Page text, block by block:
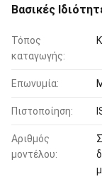
Βασικές
Τόπος
καταγωγής:
Επωνυμία:
Πιστοποίηση:
Αριθμός
μοντέλου: